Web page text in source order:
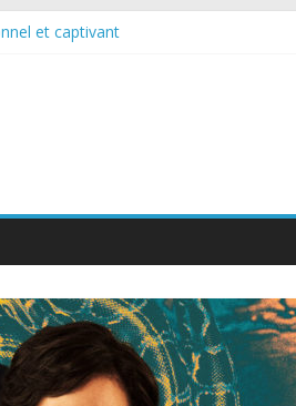
et captivant